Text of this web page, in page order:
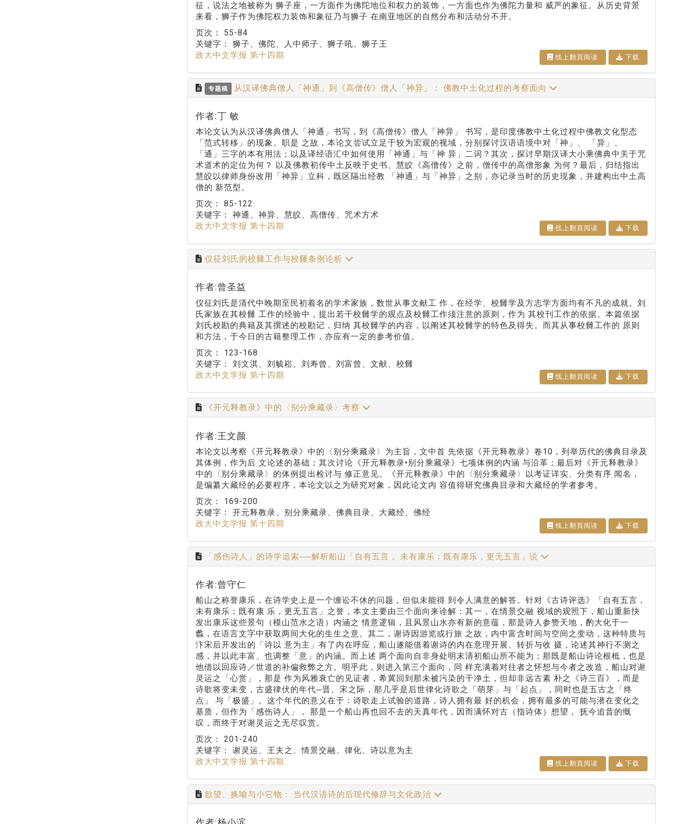
征，说法之地被称为 狮子座，一方面作为佛陀地位和权力的装饰，一方面也作为佛陀力量和 威严的象征。从历史背景
来看，狮子作为佛陀权力装饰和象征乃与狮子 在南亚地区的自然分布和活动分不开。
页次： 55-84
关键字： 狮子、佛陀、人中师子、狮子吼、狮子王
政大中文学报 第十四期
线上翻⾴阅读 下载
专题稿 从汉译佛典僧人「神通」到《高僧传》僧人「神异」： 佛教中土化过程的考察面向
作者:丁 敏
本论文认为从汉译佛典僧人「神通」书写，到《高僧传》僧人「神异」 书写，是印度佛教中土化过程中佛教文化型态
「范式转移」的现象。职是 之故，本论文尝试立足于较为宏观的视域，分别探讨汉语语境中对「神」、 「异」、
「通」三字的本有用法；以及译经语汇中如何使用「神通」与「神 异」二词？其次，探讨早期汉译大小乘佛典中关于咒
术道术的定位为何？ 以及佛教初传中土反映于史书、慧皎《高僧传》之前，僧传中的高僧形象 为何？最后，归结指出
慧皎以律师身份改用「神异」立科，既区隔出经教 「神通」与「神异」之别，亦记录当时的历史现象，并建构出中土高
僧的 新范型。
页次： 85-122
关键字： 神通、神异、慧皎、高僧传、咒术方术
政大中文学报 第十四期
线上翻⾴阅读 下载
仪征刘氏的校雠工作与校雠条例论析
作者:曾圣益
仪征刘氏是清代中晚期至民初着名的学术家族，数世从事文献工 作，在经学、校雠学及方志学方面均有不凡的成就。刘
氏家族在其校雠 工作的经验中，提出若干校雠学的观点及校雠工作须注意的原则，作为 其校刊工作的依据。本篇依据
刘氏校勘的典籍及其撰述的校勘记，归纳 其校雠学的内容，以阐述其校雠学的特色及得失。而其从事校雠工作的 原则
和方法，于今日的古籍整理工作，亦应有一定的参考价值。
页次： 123-168
关键字： 刘文淇、刘毓崧、刘寿曾、刘富曾、文献、校雠
政大中文学报 第十四期
线上翻⾴阅读 下载
《开元释教录》中的〈别分乘藏录〉考察
作者:王文颜
本论文以考察《开元释教录》中的〈别分乘藏录〉为主旨，文中首 先依据《开元释教录》卷10，列举历代的佛典目录及
其体例，作为后 文论述的基础；其次讨论《开元释教录•别分乘藏录》七项体例的内涵 与沿革；最后对《开元释教录》
中的〈别分乘藏录〉的体例提出检讨与 修正意见。《开元释教录》中的〈别分乘藏录〉以考证详实、分类有序 闻名，
是编纂大藏经的必要程序，本论文以之为研究对象，因此论文内 容值得研究佛典目录和大藏经的学者参考。
页次： 169-200
关键字： 开元释教录、别分乘藏录、佛典目录、大藏经、佛经
政大中文学报 第十四期
线上翻⾴阅读 下载
「感伤诗人」的诗学追索──解析船山「自有五言， 未有康乐；既有康乐，更无五言」说
作者:曾守仁
船山之称誉康乐，在诗学史上是一个缠讼不休的问题，但似未能得 到令人满意的解答。针对《古诗评选》「自有五言，
未有康乐；既有康 乐，更无五言」之誉，本文主要由三个面向来诠解：其一，在情景交融 视域的观照下，船山重新抉
发出康乐这些景句（模山范水之语）内涵之 情意逻辑，且风景山水亦有新的意蕴，那是诗人参赞天地，酌大化于一
蠡，在语言文字中获取两间大化的生生之意。其二，谢诗因游览或行旅 之故，内中富含时间与空间之变动，这种特质与
汴宋后开发出的「诗以 意为主」有了内在呼应，船山遂能借着谢诗的内在意理开展、转折与收 摄，论述其神行不测之
感，并以此丰富、也调整「意」的内涵。而上述 两个面向自非身处明末清初船山所不能为；那既是船山诗论根柢，也是
他借以回应诗／世道的补偏救弊之方。明乎此，则进入第三个面向，同 样充满着对往者之怀想与今者之改造，船山对谢
灵运之「心赏」，那是 作为风雅衰亡的见证者，希冀回到那未被污染的干净土，但却非远古素 朴之《诗三百》，而是
诗歌将变未变，古盛律伏的年代─晋、宋之际，那几乎是后世律化诗歌之「萌芽」与「起点」，同时也是五古之「终
点」 与「极盛」。这个年代的意义在于：诗歌走上试验的道路，诗人拥有最 好的机会，拥有最多的可能与潜在变化之
基质，但作为「感伤诗人」， 那是一个船山再也回不去的天真年代，因而满怀对古（指诗体）想望， 抚今追昔的慨
叹，而终于对谢灵运之无尽叹赏。
页次： 201-240
关键字： 谢灵运、王夫之、情景交融、律化、诗以意为主
政大中文学报 第十四期
线上翻⾴阅读 下载
欲望、换喻与小它物： 当代汉语诗的后现代修辞与文化政治